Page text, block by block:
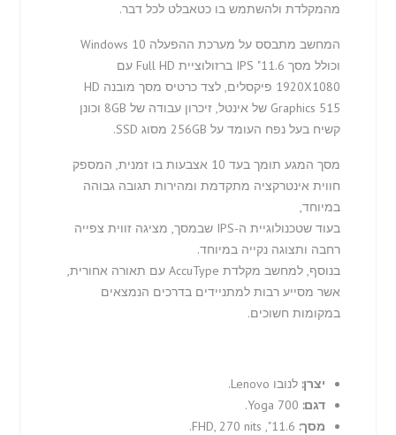
מהמקלדת ולהשתמש בו כטאבלט לכל דבר.
המחשב מתבסס על מערכת ההפעלה Windows 10
וכולל מסך 11.6" IPS ברזולוציית Full HD עם
1920X1080 פיקסלים, לצד כרטיס מסך מובנה HD
Graphics 515 של אינטל, זיכרון עבודה של 8GB וכונן
קשיח בעל נפח העומד על 256GB מסוג SSD.
מסך המגע תומך בעד 10 אצבעות בו זמנית, המספק
חווית אינטרקציה מתקדמת ומהירות תגובה גבוהה
במיוחד,
בעוד שטכנולוגיית ה-IPS שבמסך, מציגה זווית צפייה
רחבה ותצוגה נקייה במיוחד.
בנוסף, למחשב מקלדת AccuType עם תאורה אחורית,
אשר מסייע רבות למתניידים בדרכים הנמצאים
במקומות חשוכים.
יצרן: לנובו Lenovo.
דגם:
מסך: